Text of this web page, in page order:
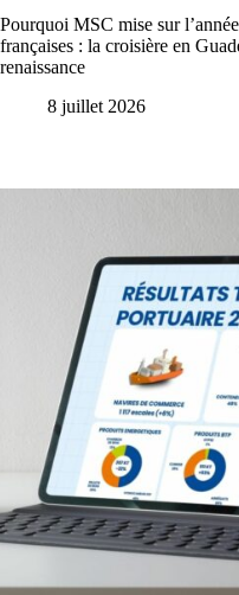
Pourquoi MSC mise sur
françaises : la croisière en
renaissance
8 juillet 2026